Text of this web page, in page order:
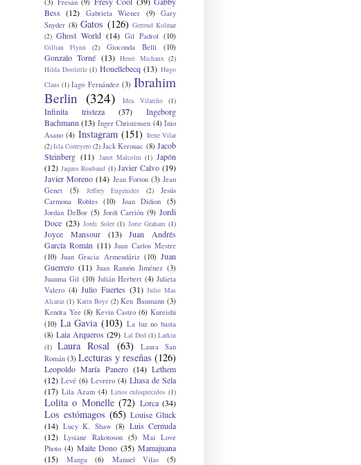
Bess (12) Gabriela Wiener (9)
Gary
Snyder (8) Gatos (126) Gertrud Kolmar
(2) Ghost World (14) Gil Padrol (10)
Gillian Flynn (2) Gioconda Belli (10)
Gonzalo Torné (13) Henri Michaux (2)
Hilda Doolittle (1) Houellebecq (13) Hugo
Claus (1) Iago Fernández (3) Ibrahim
Berlin (324) Idea Vilariño (1)
Infinita tristeza (37)
Ingeborg
Bachmann (13) Inger Christensen (4) Inio
Asano (4) Instagram (151) Irene Vilar
(2)Isla Correyero(2) Jack Kerouac (8) Jacob
Steinberg (11) Janet Malcolm (1) Japón
(12) Jaques Roubaud (1) Javier Calvo (19)
Javier Moreno (14) Jean Forton (3) Jean
Genet
(5) Jeffrey Eugenides (2)
Jesús
Carmona Robles
(10) Joan Didion
(5)
Jordan DeBor (5) Jordi Carrión (9) Jordi
Doce (23) Jordi Soler (1) Jorie Graham (1)
Joyce Mansour (13)
Juan Andrés
García Román (11) Juan Carlos Mestre
(10) Juan Gracia Armendáriz (10) Juan
Guerrero (11) Juan Ramón Jiménez (3)
Juanma Gil (10) Julián Herbert (4) Julieta
Valero (4) Julio Fuertes (31) Julio Mas
Alcaraz (1) Karin Boye (2) Ken Baumann (3)
Kendra Yee (8) Kevin Castro (6) Kureishi
(10) La Gavia (103) La luz no basta
(8) Laia Arqueros (29) Lal Ded (1) Larkin
(1)
Laura Rosal (63)
Laura San
Román (3) Lecturas y reseñas (126)
Leopoldo María Panero (14) Lethem
(12) Levé (6) Levrero (4) Lhasa de Sela
(17) Lila Azam (4) Lirios enloquecidos (1)
Lolita o Monelle (72) Lorca (34)
Los estómagos (65) Louise Gluck
(14) Lucy K. Shaw (8) Luis Cernuda
(12) Lysiane Rakotoson (5)
Mai Love
Photo (4) Maite Dono (35) Mamajuana
(15)
Manga (6) Manuel Vilas (5)